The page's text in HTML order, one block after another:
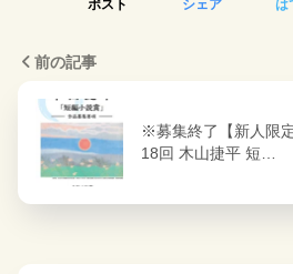
ポスト シェア は
前の記事
※募集終了【新人限
18回 木山捷平 短…